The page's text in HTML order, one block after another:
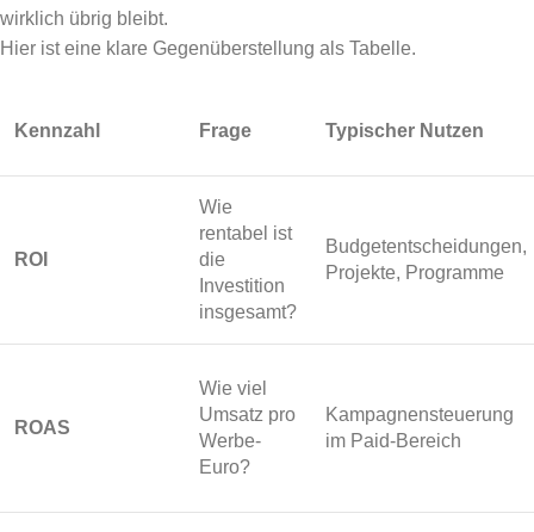
wirklich übrig bleibt.
Hier ist eine klare Gegenüberstellung als Tabelle.
Kennzahl Frage Typischer Nutzen
ROI
Wie
rentabel ist
die
Investition
insgesamt?
Budgetentscheidungen,
Projekte, Programme
ROAS
Wie viel
Umsatz pro
Werbe-
Euro?
Kampagnensteuerung
im Paid-Bereich